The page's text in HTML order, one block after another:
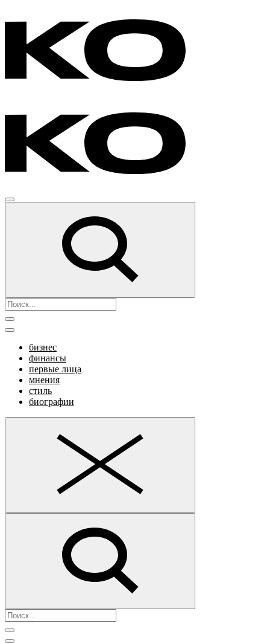
бизнес
финансы
первые лица
мнения
стиль
биографии